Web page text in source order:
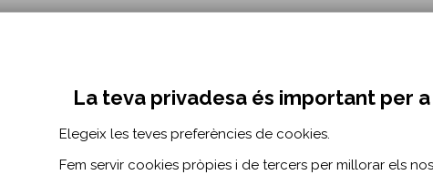
La teva privadesa és important per
Elegeix les teves preferències de cookies.
Fem servir cookies pròpies i de tercers per millorar els